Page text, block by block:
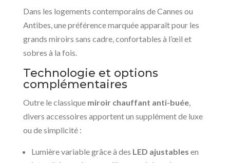
Dans les logements contemporains de Cannes ou
Antibes, une préférence marquée apparaît pour les
grands miroirs sans cadre, confortables à l’œil et
sobres à la fois.
Technologie et options
complémentaires
Outre le classique miroir chauffant anti-buée,
divers accessoires apportent un supplément de luxe
ou de simplicité :
Lumière variable grâce à des LED ajustables en